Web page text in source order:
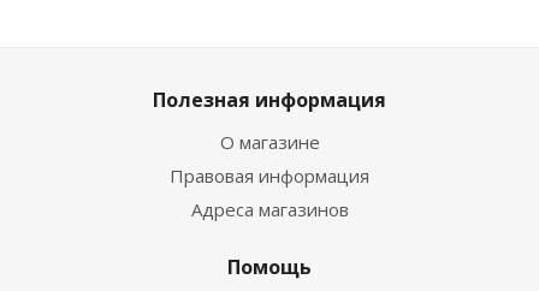
Полезная информация
О магазине
Правовая информация
Адреса магазинов
Помощь